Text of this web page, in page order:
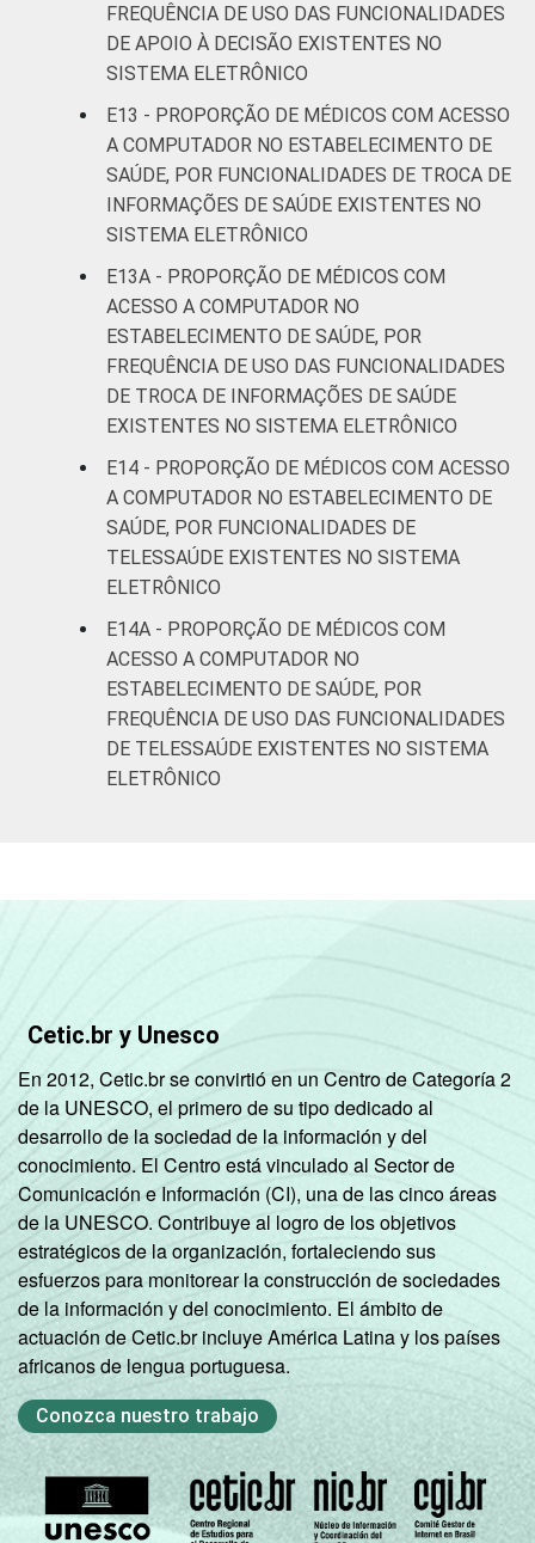
FREQUÊNCIA DE USO DAS FUNCIONALIDADES
DE APOIO À DECISÃO EXISTENTES NO
SISTEMA ELETRÔNICO
E13 - PROPORÇÃO DE MÉDICOS COM ACESSO
A COMPUTADOR NO ESTABELECIMENTO DE
SAÚDE, POR FUNCIONALIDADES DE TROCA DE
INFORMAÇÕES DE SAÚDE EXISTENTES NO
SISTEMA ELETRÔNICO
E13A - PROPORÇÃO DE MÉDICOS COM
ACESSO A COMPUTADOR NO
ESTABELECIMENTO DE SAÚDE, POR
FREQUÊNCIA DE USO DAS FUNCIONALIDADES
DE TROCA DE INFORMAÇÕES DE SAÚDE
EXISTENTES NO SISTEMA ELETRÔNICO
E14 - PROPORÇÃO DE MÉDICOS COM ACESSO
A COMPUTADOR NO ESTABELECIMENTO DE
SAÚDE, POR FUNCIONALIDADES DE
TELESSAÚDE EXISTENTES NO SISTEMA
ELETRÔNICO
E14A - PROPORÇÃO DE MÉDICOS COM
ACESSO A COMPUTADOR NO
ESTABELECIMENTO DE SAÚDE, POR
FREQUÊNCIA DE USO DAS FUNCIONALIDADES
DE TELESSAÚDE EXISTENTES NO SISTEMA
ELETRÔNICO
Cetic.br y Unesco
En 2012, Cetic.br se convirtió en un Centro de Categoría 2
de la UNESCO, el primero de su tipo dedicado al
desarrollo de la sociedad de la información y del
conocimiento. El Centro está vinculado al Sector de
Comunicación e Información (CI), una de las cinco áreas
de la UNESCO. Contribuye al logro de los objetivos
estratégicos de la organización, fortaleciendo sus
esfuerzos para monitorear la construcción de sociedades
de la información y del conocimiento. El ámbito de
actuación de Cetic.br incluye América Latina y los países
africanos de lengua portuguesa.
Conozca nuestro trabajo